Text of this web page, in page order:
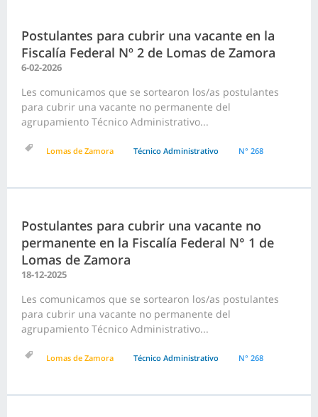
Postulantes para cubrir una vacante en la
Fiscalía Federal Nº 2 de Lomas de Zamora
6-02-2026
Les comunicamos que se sortearon los/as postulantes
para cubrir una vacante no permanente del
agrupamiento Técnico Administrativo...
Lomas de Zamora Técnico Administrativo N° 268
Postulantes para cubrir una vacante no
permanente en la Fiscalía Federal N° 1 de
Lomas de Zamora
18-12-2025
Les comunicamos que se sortearon los/as postulantes
para cubrir una vacante no permanente del
agrupamiento Técnico Administrativo...
Lomas de Zamora Técnico Administrativo N° 268